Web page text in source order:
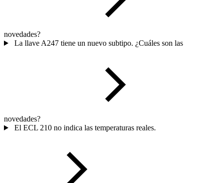
novedades?
La llave A247 tiene un nuevo subtipo. ¿Cuáles son las
novedades?
El ECL 210 no indica las temperaturas reales.